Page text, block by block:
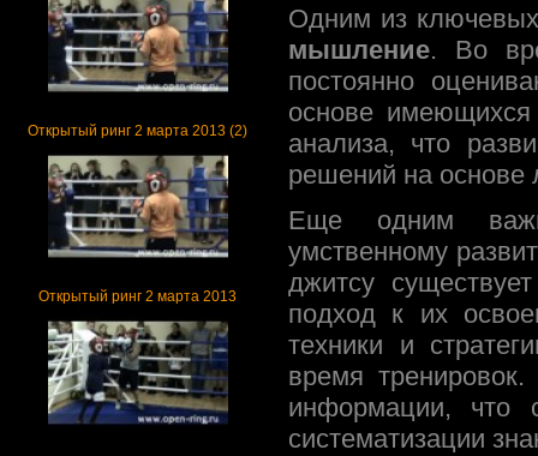
Открытый ринг 2 марта 2013 (2)
Открытый ринг 2 марта 2013
Одним из
мышление. Во
постоянно
основе имеющихся
анализа, что
решений на основе
Еще одним
умственному
джитсу
подход к их
техники и
время
информации, что
систематизации